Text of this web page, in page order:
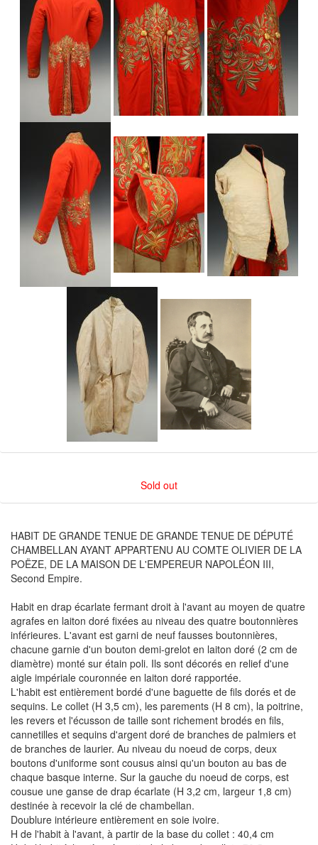
Sold out
HABIT DE GRANDE TENUE DE GRANDE TENUE DE DÉPUTÉ
CHAMBELLAN AYANT APPARTENU AU COMTE OLIVIER DE LA
POËZE, DE LA MAISON DE L'EMPEREUR NAPOLÉON III,
Second Empire.
Habit en drap écarlate fermant droit à l'avant au moyen de quatre
agrafes en laiton doré fixées au niveau des quatre boutonnières
inférieures. L'avant est garni de neuf fausses boutonnières,
chacune garnie d'un bouton demi-grelot en laiton doré (2 cm de
diamètre) monté sur étain poli. Ils sont décorés en relief d'une
aigle impériale couronnée en laiton doré rapportée.
L'habit est entièrement bordé d'une baguette de fils dorés et de
sequins. Le collet (H 3,5 cm), les parements (H 8 cm), la poitrine,
les revers et l'écusson de taille sont richement brodés en fils,
cannetilles et sequins d'argent doré de branches de palmiers et
de branches de laurier. Au niveau du noeud de corps, deux
boutons d'uniforme sont cousus ainsi qu'un bouton au bas de
chaque basque interne. Sur la gauche du noeud de corps, est
cousue une ganse de drap écarlate (H 3,2 cm, largeur 1,8 cm)
destinée à recevoir la clé de chambellan.
Doublure intérieure entièrement en soie ivoire.
H de l'habit à l'avant, à partir de la base du collet : 40,4 cm